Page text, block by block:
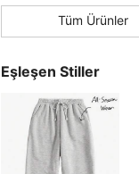
4,77
4,77
4,77
4,77
Tüm Ürünler
Eşleşen Stiller